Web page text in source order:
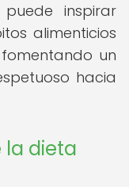
inspirar
alimenticios
un
hacia
dieta